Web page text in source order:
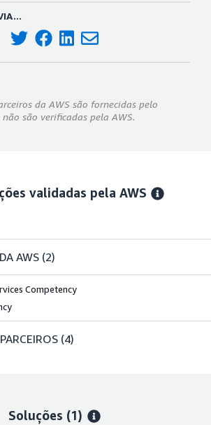
da AWS são fornecidas pelo
são verificadas pela AWS.
validadas pela AWS
AWS (2)
Competency
(4)
Soluções (1)